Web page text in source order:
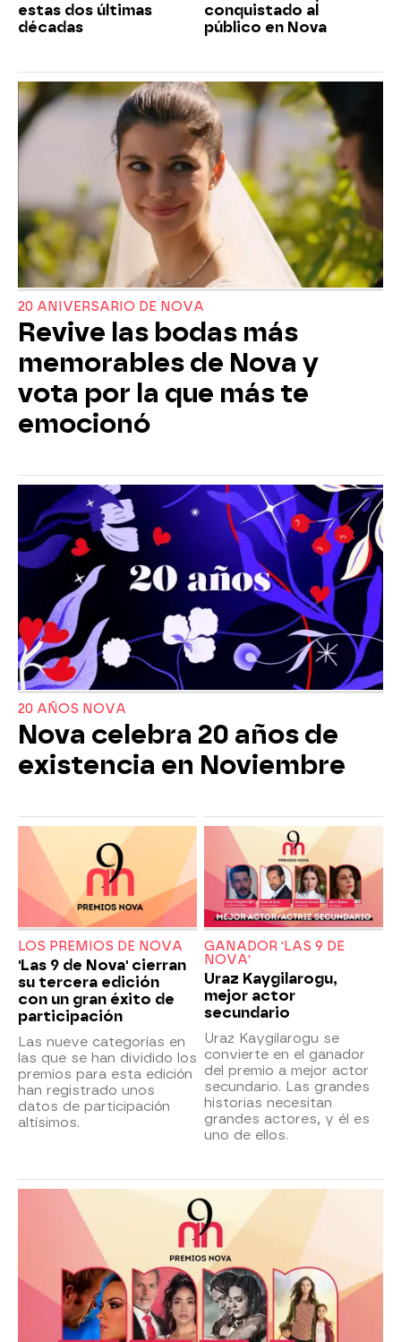
estas dos últimas
décadas
conquistado al
público en Nova
20 ANIVERSARIO DE NOVA
Revive las bodas más
memorables de Nova y
vota por la que más te
emocionó
20 AÑOS NOVA
Nova celebra 20 años de
existencia en Noviembre
LOS PREMIOS DE NOVA
'Las 9 de Nova' cierran
su tercera edición
con un gran éxito de
participación
Las nueve categorías en
las que se han dividido los
premios para esta edición
han registrado unos
datos de participación
altísimos.
GANADOR 'LAS 9 DE
NOVA'
Uraz Kaygilarogu,
mejor actor
secundario
Uraz Kaygilarogu se
convierte en el ganador
del premio a mejor actor
secundario. Las grandes
historias necesitan
grandes actores, y él es
uno de ellos.